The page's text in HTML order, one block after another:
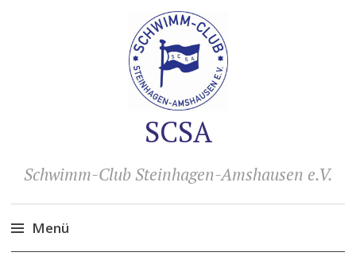
SCSA
Schwimm-Club Steinhagen-Amshausen e.V.
Menü